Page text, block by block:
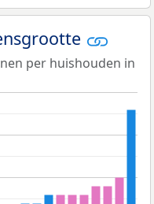
per huishouden in